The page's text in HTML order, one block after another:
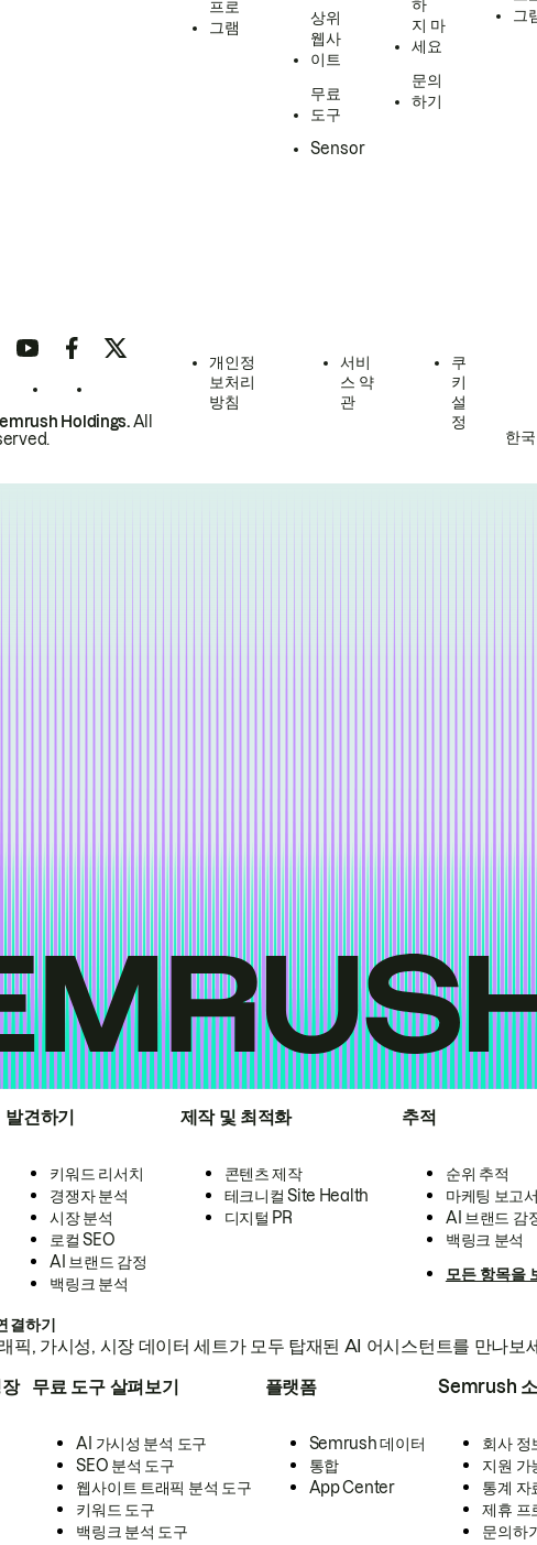
발견하기
키워드 리서치
경쟁자 분석
시장 분석
로컬 SEO
AI 브랜드 감정
백링크 분석
제작 및 최적화
콘텐츠 제작
테크니컬 Site Health
디지털 PR
추적
순위 추적
마케팅 보고
AI 브랜드 감
백링크 분석
모든 항목을
하기
픽, 가시성, 시장 데이터 세트가 모두 탑재된 AI 어시스턴트를 만나보
무료 도구 살펴보기
AI 가시성 분석 도구
SEO 분석 도구
웹사이트 트래픽 분석 도구
키워드 도구
백링크 분석 도구
플랫폼
Semrush 데이터
통합
App Center
Semrush
회사 정
지원 가
통계 자
제휴 프
문의하
프로
그램
상위
웹사
이트
무료
도구
Sensor
하
지 마
세요
문의
하기
그
Holdings.All
개인정
보처리
방침
서비
스 약
관
쿠
키
설
정
한